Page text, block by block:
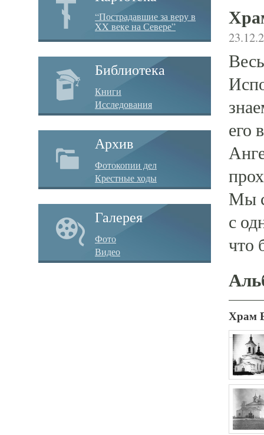
“Пострадавшие за веру в
XX веке на Севере”
Библиотека
Книги
Исследования
Архив
Фотокопии дел
Крестные ходы
Галерея
Фото
Видео
его
Мы
с
что
Храм